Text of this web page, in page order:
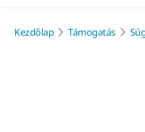
Kezdőlap Támogatás